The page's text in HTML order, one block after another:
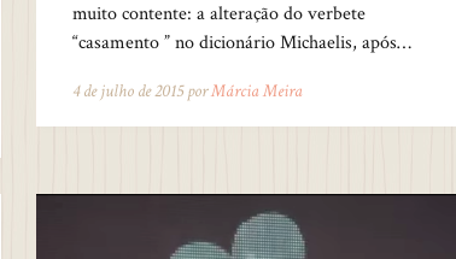
muito contente: a alteração do verbete
“casamento ” no dicionário Michaelis, após…
4 de julho de 2015 porMárcia Meira